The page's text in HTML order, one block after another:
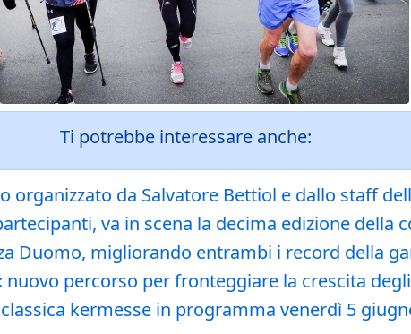
Ti potrebbe interessare anche:
organizzato da Salvatore Bettiol e dallo staff
va in scena la decima edizione della
Duomo, migliorando entrambi i record della
percorso per fronteggiare la crescita
kermesse in programma venerdì 5